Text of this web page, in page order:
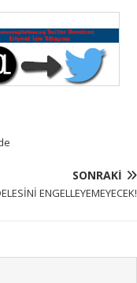
SONRAKI
ENGELLEYEMEYECEK!